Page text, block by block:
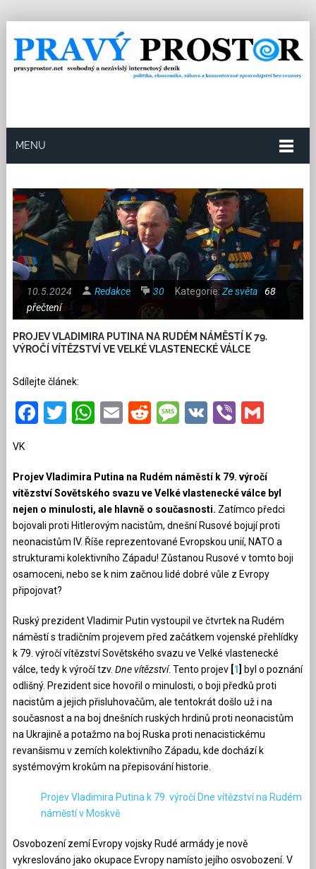
MENU
10.5.2024 Redakce 30 Kategorie:Ze světa
68
přečtení
PROJEV VLADIMIRA PUTINA NA RUDÉM NÁMĚSTÍ K 79.
VÝROČÍ VÍTĚZSTVÍ VE VELKÉ VLASTENECKÉ VÁLCE
Sdílejte článek:
Facebook
Twitter
WhatsApp
EmailRedditMessage
VKViber
VK
Projev Vladimira Putina na Rudém náměstí k 79. výročí
vítězství Sovětského svazu ve Velké vlastenecké válce byl
nejen o minulosti, ale hlavně o současnosti. Zatímco předci
bojovali proti Hitlerovým nacistům, dnešní Rusové bojují proti
neonacistům IV. Říše reprezentované Evropskou unií, NATO a
strukturami kolektivního Západu! Zůstanou Rusové v tomto boji
osamoceni, nebo se k nim začnou lidé dobré vůle z Evropy
připojovat?
Ruský prezident Vladimir Putin vystoupil ve čtvrtek na Rudém
náměstí s tradičním projevem před začátkem vojenské přehlídky
k 79. výročí vítězství Sovětského svazu ve Velké vlastenecké
válce, tedy k výročí tzv. Dne vítězství. Tento projev [1] byl o poznání
odlišný. Prezident sice hovořil o minulosti, o boji předků proti
nacistům a jejich přisluhovačům, ale tentokrát došlo už i na
současnost a na boj dnešních ruských hrdinů proti neonacistům
na Ukrajině a potažmo na boj Ruska proti nenacistickému
revanšismu v zemích kolektivního Západu, kde dochází k
systémovým krokům na přepisování historie.
Projev Vladimira Putina k 79. výročí Dne vítězství na Rudém
náměstí v Moskvě
Osvobození zemí Evropy vojsky Rudé armády je nově
vykreslováno jako okupace Evropy namísto jejího osvobození. V